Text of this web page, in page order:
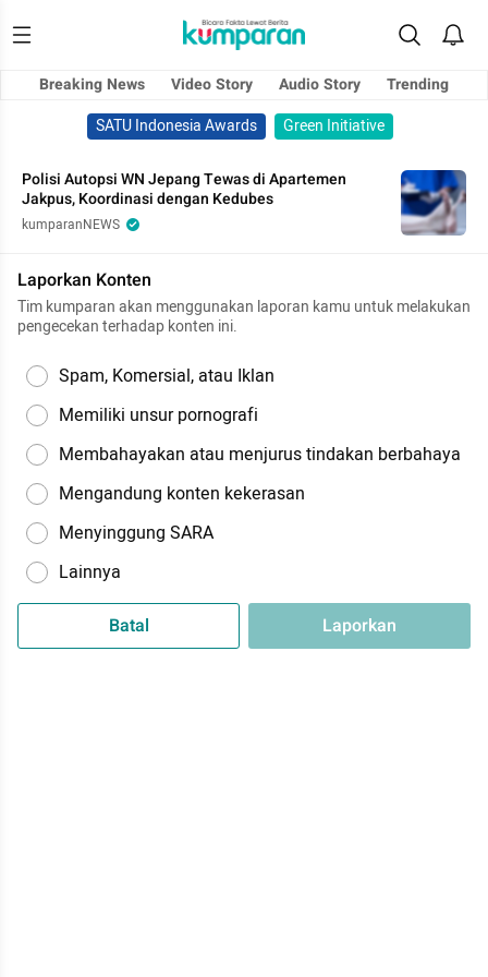
Breaking News Video Story Audio Story
Trending
SATU Indonesia Awards
Green Initiative
Polisi Autopsi WN Jepang Tewas di Apartemen
Jakpus, Koordinasi dengan Kedubes
kumparanNEWS
Laporkan Konten
Tim kumparan akan menggunakan laporan kamu untuk melakukan
pengecekan terhadap konten ini.
Spam, Komersial, atau Iklan
Memiliki unsur pornografi
Membahayakan atau menjurus tindakan berbahaya
Mengandung konten kekerasan
Menyinggung SARA
Lainnya
Batal Laporkan